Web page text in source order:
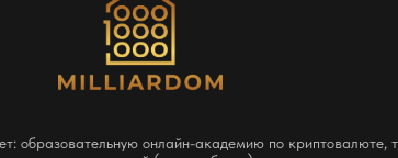
образовательную онлайн-академию по криптовалюте,